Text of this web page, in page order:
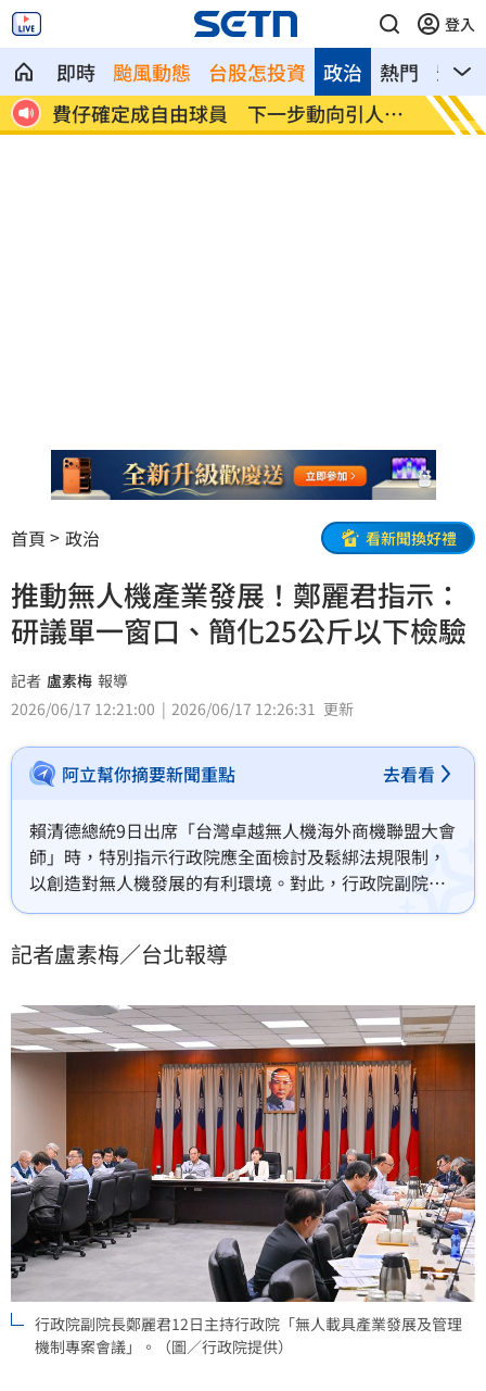
登入
即時 颱風動態 台股怎投資 熱門 影音
政治
命 費仔確定成自由球員 下一步動向引人關
注
米蘭
動
首頁 政治 看新聞換好禮
推動無人機產業發展！鄭麗君指示：
研議單一窗口、簡化25公斤以下檢驗
記者 盧素梅 報導
2026/06/17 12:21:00
2026/06/17 12:26:31 更新
阿立幫你摘要新聞重點 去看看
賴清德總統9日出席「台灣卓越無人機海外商機聯盟大會
師」時，特別指示行政院應全面檢討及鬆綁法規限制，
以創造對無人機發展的有利環境。對此，行政院副院長
鄭麗君日前主持行政院「無人載具產業發展及管理機制
會申請完成飛航安全、登錄及註冊、低功率射頻、資訊
關部會研議針對2~25公斤無人機，建立檢驗程序整合機
制，朝單一
記者盧素梅／台北報導
行政院副院長鄭麗君12日主持行政院「無人載具產業發展及管理
機制專案會議」。（圖／行政院提供）